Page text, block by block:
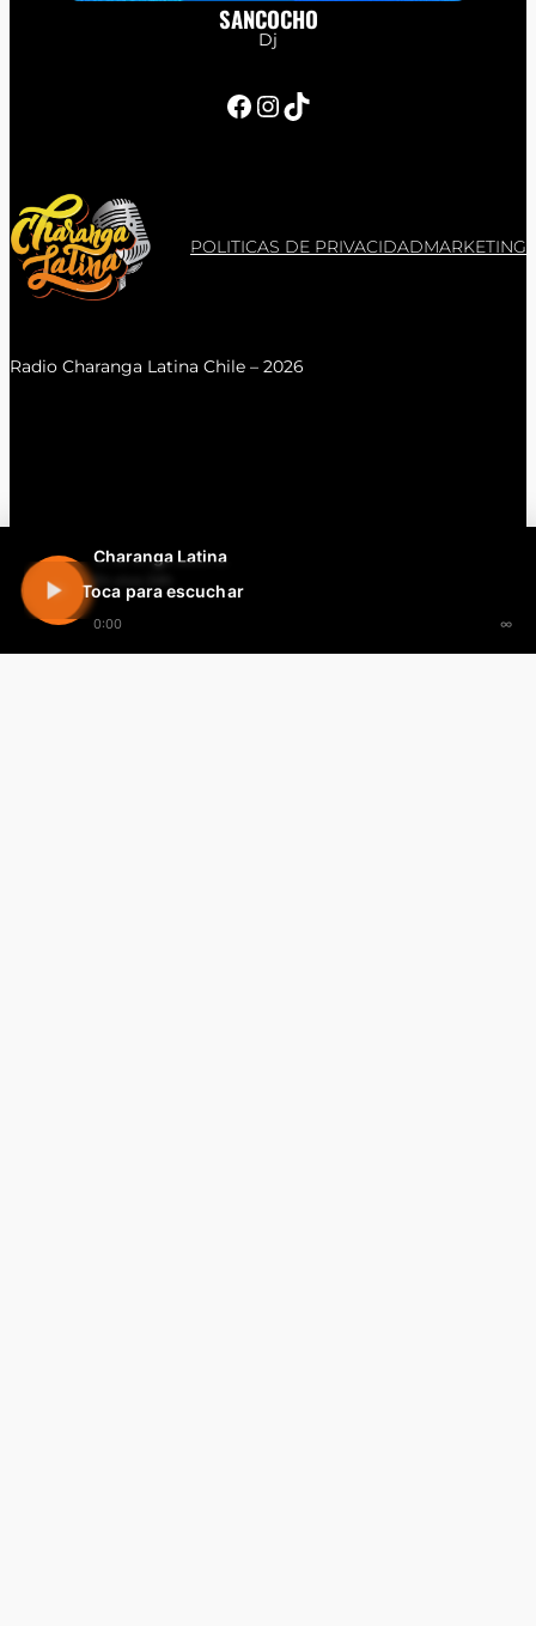
Charanga Latina
En vivo 24h
0:00 ∞
Toca para escuchar
SANCOCHO
Dj
Facebook InstagramTikTok
POLITICAS DE PRIVACIDADMARKETING
Radio Charanga Latina Chile – 2026